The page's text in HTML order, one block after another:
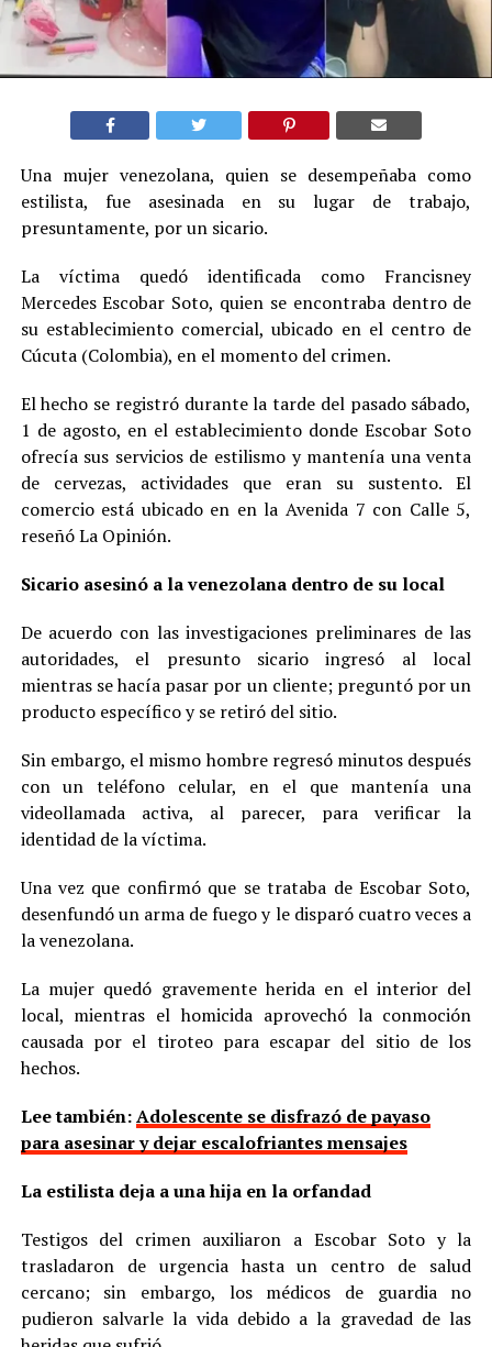
Una mujer venezolana, quien se desempeñaba como
estilista, fue asesinada en su lugar de trabajo,
presuntamente, por un sicario.
La víctima quedó identificada como Francisney
Mercedes Escobar Soto, quien se encontraba dentro de
su establecimiento comercial, ubicado en el centro de
Cúcuta (Colombia), en el momento del crimen.
El hecho se registró durante la tarde del pasado sábado,
1 de agosto, en el establecimiento donde Escobar Soto
ofrecía sus servicios de estilismo y mantenía una venta
de cervezas, actividades que eran su sustento. El
comercio está ubicado en en la Avenida 7 con Calle 5,
reseñó La Opinión.
Sicario asesinó a la venezolana dentro de su local
De acuerdo con las investigaciones preliminares de las
autoridades, el presunto sicario ingresó al local
mientras se hacía pasar por un cliente; preguntó por un
producto específico y se retiró del sitio.
Sin embargo, el mismo hombre regresó minutos después
con un teléfono celular, en el que mantenía una
videollamada activa, al parecer, para verificar la
identidad de la víctima.
Una vez que confirmó que se trataba de Escobar Soto,
desenfundó un arma de fuego y le disparó cuatro veces a
la venezolana.
La mujer quedó gravemente herida en el interior del
local, mientras el homicida aprovechó la conmoción
causada por el tiroteo para escapar del sitio de los
hechos.
Lee también:Adolescente se disfrazó de payaso
para asesinar y dejar escalofriantes mensajes
La estilista deja a una hija en la orfandad
Testigos del crimen auxiliaron a Escobar Soto y la
trasladaron de urgencia hasta un centro de salud
cercano; sin embargo, los médicos de guardia no
pudieron salvarle la vida debido a la gravedad de las